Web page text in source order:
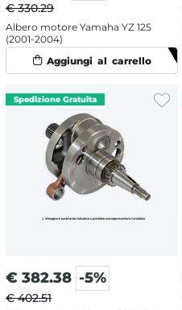
€ 330.29
Albero motore Yamaha YZ 125
(2001-2004)
€ 382.38 -5%
€ 402.51